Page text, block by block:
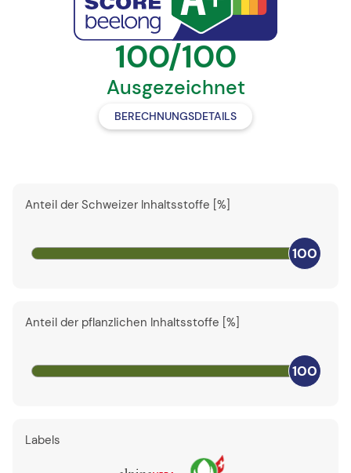
100/100
Ausgezeichnet
BERECHNUNGSDETAILS
Anteil der Schweizer Inhaltsstoffe [%]
100
Anteil der pflanzlichen Inhaltsstoffe [%]
100
Labels